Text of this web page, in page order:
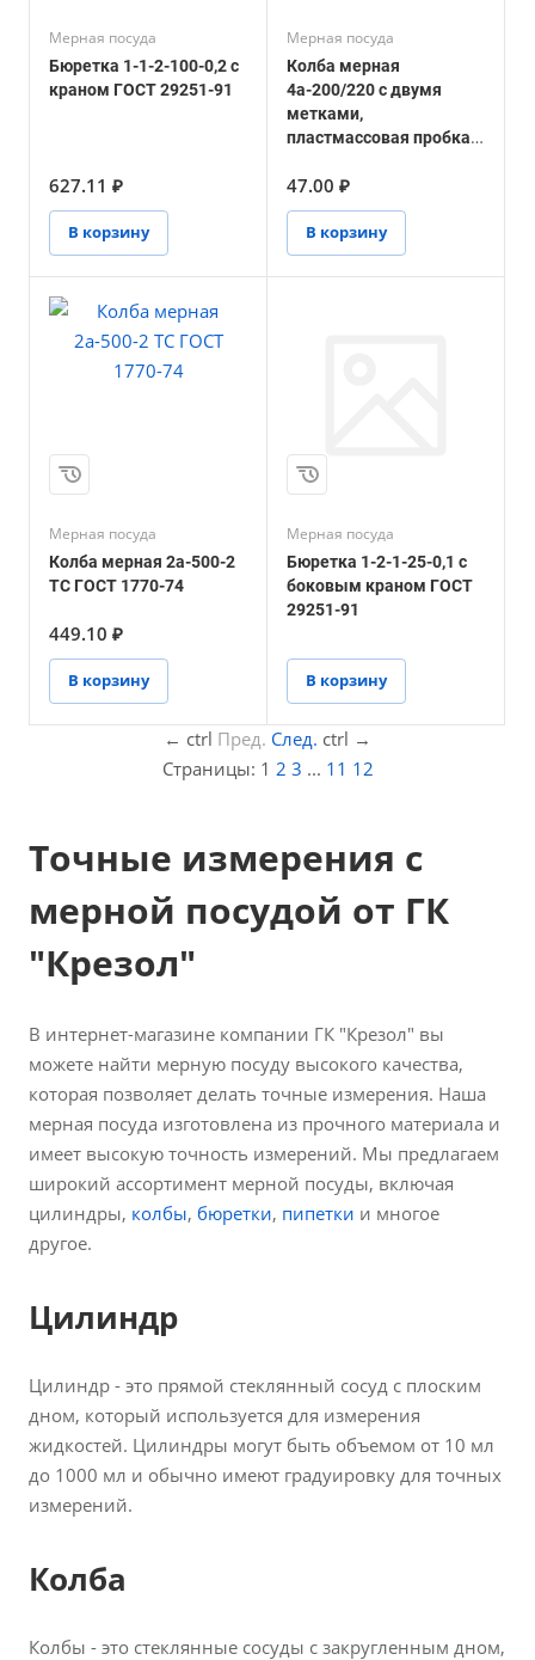
Мерная посуда
Бюретка 1-1-2-100-0,2 с
краном ГОСТ 29251-91
627.11 ₽
В корзину
Мерная посуда
Колба мерная
4а-200/220 с двумя
метками,
пластмассовая пробка
47.00 ₽
В корзину
Мерная посуда
Колба мерная 2а-500-2
ТС ГОСТ 1770-74
449.10 ₽
В корзину
Мерная посуда
Бюретка 1-2-1-25-0,1 с
боковым краном ГОСТ
29251-91
В корзину
← ctrl Пред. След. ctrl →
Страницы: 1 2 3 ... 11 12
Точные измерения с
мерной посудой от ГК
"Крезол"
В интернет-магазине компании ГК "Крезол" вы
можете найти мерную посуду высокого качества,
которая позволяет делать точные измерения. Наша
мерная посуда изготовлена из прочного материала и
имеет высокую точность измерений. Мы предлагаем
широкий ассортимент мерной посуды, включая
цилиндры, колбы, бюретки, пипетки и многое
другое.
Цилиндр
Цилиндр - это прямой стеклянный сосуд с плоским
дном, который используется для измерения
жидкостей. Цилиндры могут быть объемом от 10 мл
до 1000 мл и обычно имеют градуировку для точных
измерений.
Колба
Колбы - это стеклянные сосуды с закругленным дном,